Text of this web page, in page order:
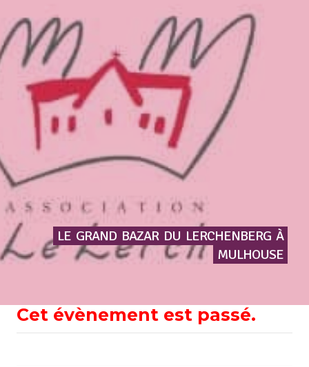
LE GRAND BAZAR DU LERCHENBERG À
MULHOUSE
Cet évènement est passé.